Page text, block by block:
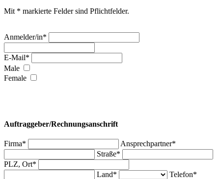
Mit * markierte Felder sind Pflichtfelder.
Anmelder/in*
E-Mail*
Male
Female
Auftraggeber/Rechnungsanschrift
Firma*
Ansprechpartner*
Straße*
PLZ, Ort*
Land*
Telefon*